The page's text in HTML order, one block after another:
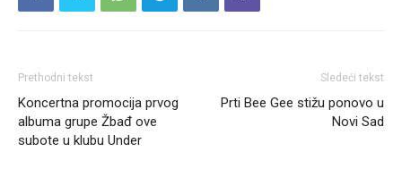
Prethodni tekst
Koncertna promocija prvog
albuma grupe Žbađ ove
subote u klubu Under
Sledeći tekst
Prti Bee Gee stižu ponovo u
Novi Sad